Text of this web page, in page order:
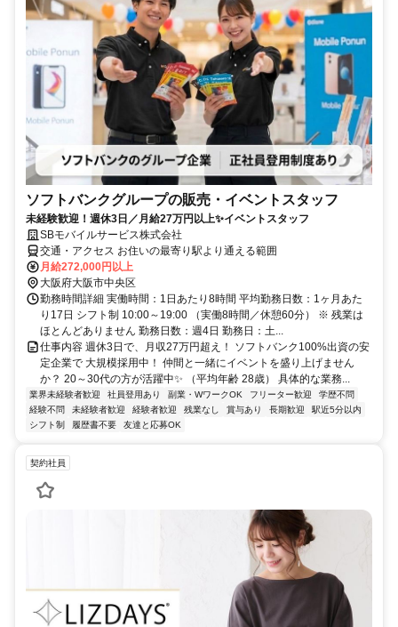
ソフトバンクグループの販売・イベントスタッフ
未経験歓迎！週休3日／月給27万円以上✨イベントスタッフ
SBモバイルサービス株式会社
交通・アクセス お住いの最寄り駅より通える範囲
月給272,000円以上
大阪府大阪市中央区
勤務時間詳細 実働時間：1日あたり8時間 平均勤務日数：1ヶ月あた
り17日 シフト制 10:00～19:00 （実働8時間／休憩60分） ※ 残業は
ほとんどありません 勤務日数：週4日 勤務日：土...
仕事内容 週休3日で、月収27万円超え！ ソフトバンク100%出資の安
定企業で 大規模採用中！ 仲間と一緒にイベントを盛り上げません
か？ 20～30代の方が活躍中✨ （平均年齢 28歳） 具体的な業務...
業界未経験者歓迎 社員登用あり 副業・WワークOK フリーター歓迎
学歴不問
経験不問
未経験者歓迎 経験者歓迎 残業なし 賞与あり 長期歓迎
駅近5分以内
シフト制
履歴書不要 友達と応募OK
契約社員